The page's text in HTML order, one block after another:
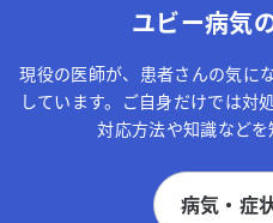
ユビー病気
現役の医師が、患者さんの気に
しています。ご自身だけでは対
対応方法や知識などを
病気・症